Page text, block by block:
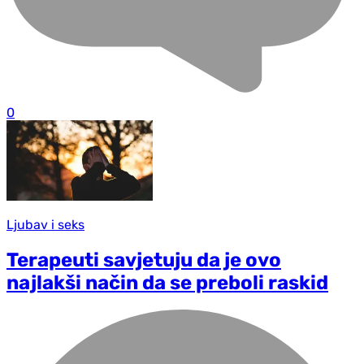
0
Ljubav i seks
Terapeuti savjetuju da je ovo
najlakši način da se preboli raskid